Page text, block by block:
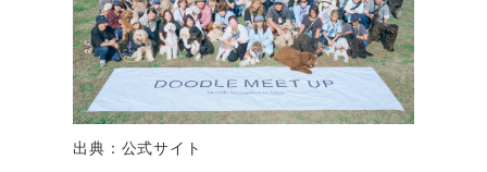
出典：公式サイト